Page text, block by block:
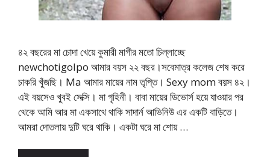
৪২ বছরের মা চোদা খেয়ে কুমারী মাগীর মতো চিল্লাচ্ছে
newchotigolpo আমার বয়স ২২ বছর।সবেমাত্র কলেজ শেষ করে
চাকরি খুঁজছি। Ma আমার মায়ের নাম তৃপ্তি। Sexy mom বয়স ৪২।
এই বয়সেও খুবই সেক্সি। মা গৃহিনী। বাবা মায়ের ডিভোর্স হয়ে যাওয়ার পর
থেকে আমি আর মা একসাথে থাকি সাদার্ন আভিনিউ এর একটি বাড়িতে।
আমরা দোতলায় দুটি ঘরে থাকি। একটা ঘরে মা শোয় …